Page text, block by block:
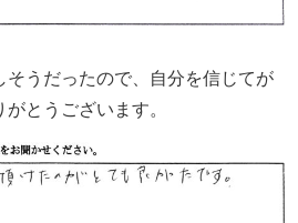
そうだったので、自分を信じてが
とうございます。